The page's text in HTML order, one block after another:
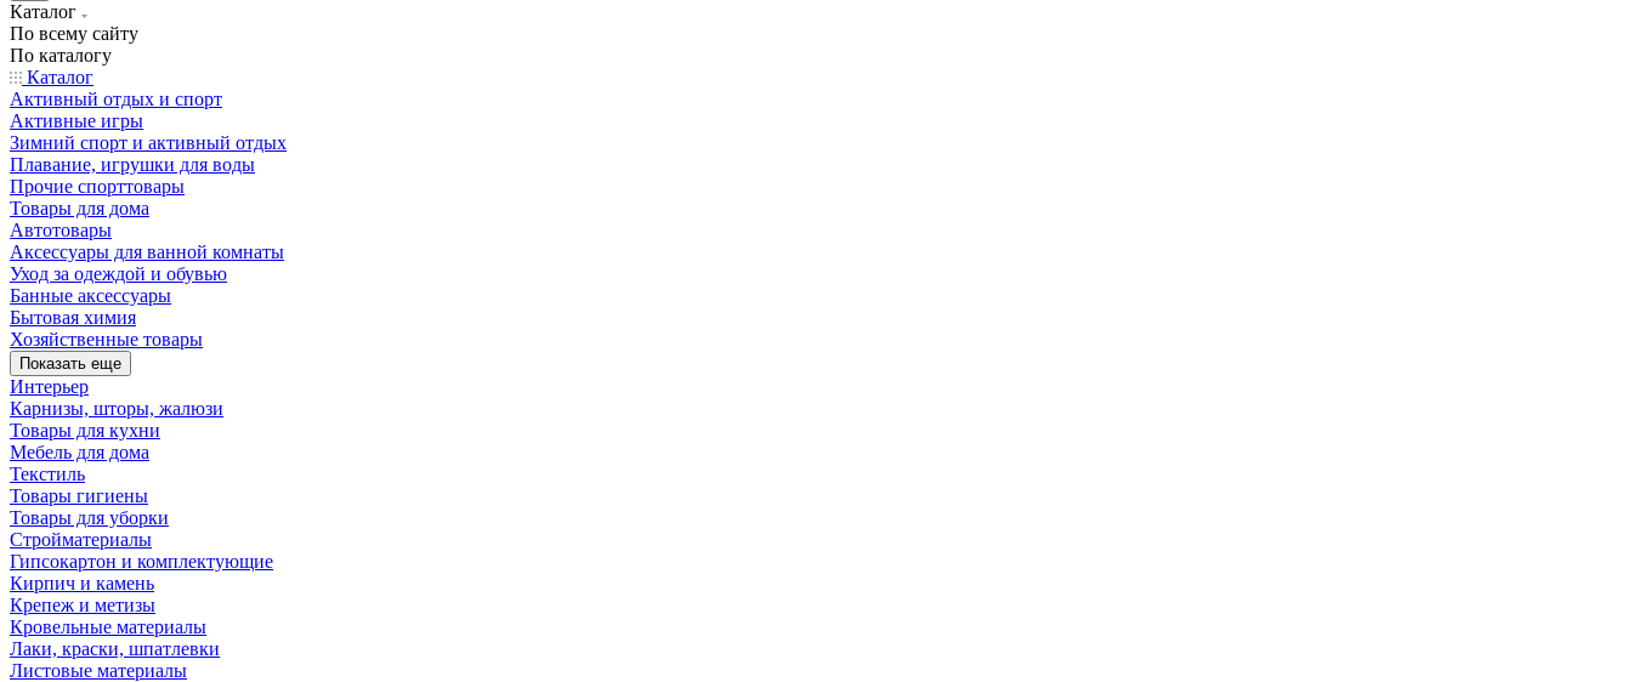
Каталог
По всему сайту
По каталогу
Каталог
Активный отдых и спорт
Активные игры
Зимний спорт и активный отдых
Плавание, игрушки для воды
Прочие спорттовары
Товары для дома
Автотовары
Аксессуары для ванной комнаты
Уход за одеждой и обувью
Банные аксессуары
Бытовая химия
Хозяйственные товары
Показать еще
Интерьер
Карнизы, шторы, жалюзи
Товары для кухни
Мебель для дома
Текстиль
Товары гигиены
Товары для уборки
Стройматериалы
Гипсокартон и комплектующие
Кирпич и камень
Крепеж и метизы
Кровельные материалы
Лаки, краски, шпатлевки
Листовые материалы